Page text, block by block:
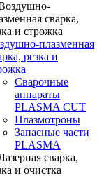
плазменная
резка и
Сварочные
аппараты
PLASMA CUT
Плазмотроны
Запасные части
PLASMA